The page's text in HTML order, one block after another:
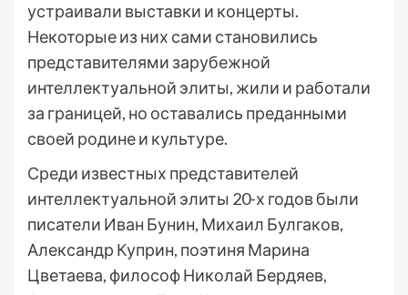
устраивали выставки и концерты.
Некоторые из них сами становились
представителями зарубежной
интеллектуальной элиты, жили и работали
за границей, но оставались преданными
своей родине и культуре.
Среди известных представителей
интеллектуальной элиты 20-х годов были
писатели Иван Бунин, Михаил Булгаков,
Александр Куприн, поэтиня Марина
Цветаева, философ Николай Бердяев,